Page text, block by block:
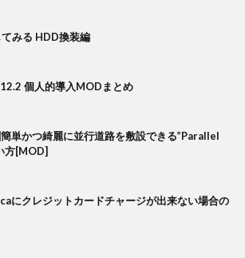
みる HDD換装編
個人的導入MODまとめ
単かつ綺麗に並行道路を敷設できる”Parallel
方[MOD]
にクレジットカードチャージが出来ない場合の